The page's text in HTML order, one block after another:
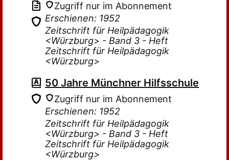
Zugriff nur im Abonnement
Erschienen: 1952
Zeitschrift für Heilpädagogik
<Würzburg> - Band 3 - Heft
Zeitschrift für Heilpädagogik
<Würzburg>
50 Jahre Münchner Hilfsschule
Zugriff nur im Abonnement
Erschienen: 1952
Zeitschrift für Heilpädagogik
<Würzburg> - Band 3 - Heft
Zeitschrift für Heilpädagogik
<Würzburg>